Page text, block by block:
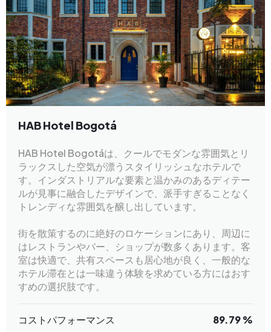
HAB Hotel Bogotá
HAB Hotel Bogotáは、クールでモダンな雰囲気とリ
ラックスした空気が漂うスタイリッシュなホテルで
す。インダストリアルな要素と温かみのあるディテー
ルが見事に融合したデザインで、派手すぎることなく
トレンディな雰囲気を醸し出しています。
街を散策するのに絶好のロケーションにあり、周辺に
はレストランやバー、ショップが数多くあります。客
室は快適で、共有スペースも居心地が良く、一般的な
ホテル滞在とは一味違う体験を求めている方にはおす
すめの選択肢です。
コストパフォーマンス 89.79 %